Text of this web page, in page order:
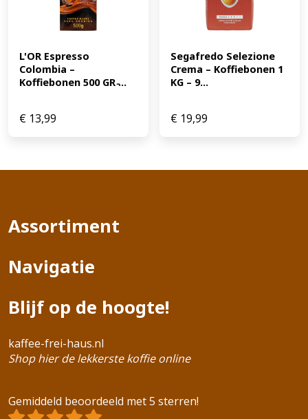
L'OR Espresso
Colombia –
Koffiebonen 500 GR ̵...
€ 13,99
Segafredo Selezione
Crema – Koffiebonen 1
KG – 9...
€ 19,99
Assortiment
Navigatie
Blijf op de hoogte!
kaffee-frei-haus.nl
Shop hier de lekkerste koffie online
Gemiddeld beoordeeld met 5 sterren!